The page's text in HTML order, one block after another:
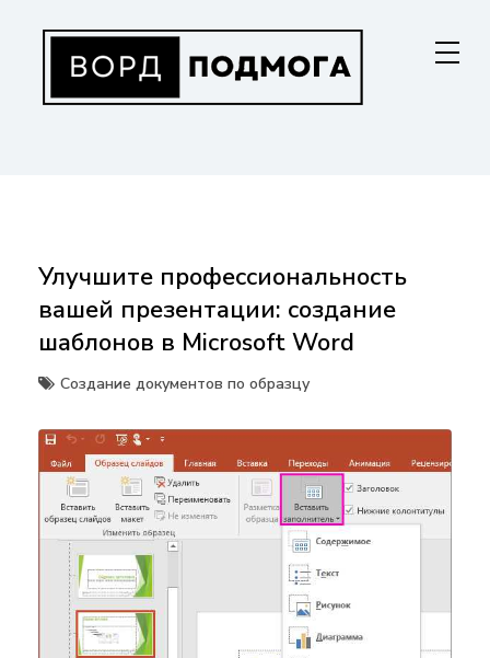
содержанию
Улучшите профессиональность
вашей презентации: создание
шаблонов в Microsoft Word
Создание документов по образцу